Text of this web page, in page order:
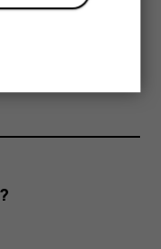
films en